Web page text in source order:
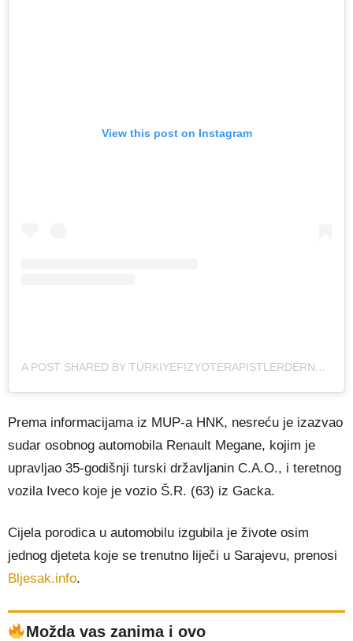
View this post on Instagram
A POST SHARED BY TÜRKIYEFIZYOTERAPISTLERDERNEĞI (@TFD1969)
Prema informacijama iz MUP-a HNK, nesreću je izazvao
sudar osobnog automobila Renault Megane, kojim je
upravljao 35-godišnji turski državljanin C.A.O., i teretnog
vozila Iveco koje je vozio Š.R. (63) iz Gacka.
Cijela porodica u automobilu izgubila je živote osim
jednog djeteta koje se trenutno liječi u Sarajevu, prenosi
Bljesak.info.
Možda vas zanima i ovo